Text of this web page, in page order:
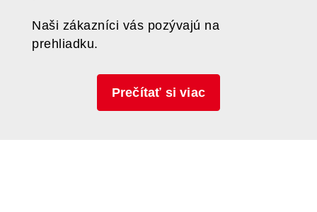
Naši zákazníci vás pozývajú na
prehliadku.
Prečítať si viac